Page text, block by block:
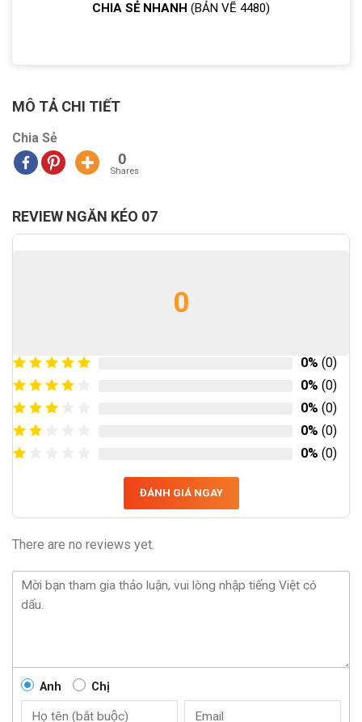
CHIA SẺ NHANH (BẢN VẼ 4480)
MÔ TẢ CHI TIẾT
Chia Sẻ
0
Shares
REVIEW NGĂN KÉO 07
0
0% (0)
0% (0)
0% (0)
0% (0)
0% (0)
ĐÁNH GIÁ NGAY
There are no reviews yet.
Anh Chị